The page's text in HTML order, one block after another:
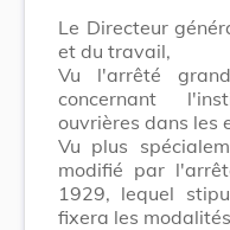
Le Directeur
et du travail,
Vu l'arrêté
concernant
ouvrières dans les
Vu plus
modifié par
1929, lequel
fixera les